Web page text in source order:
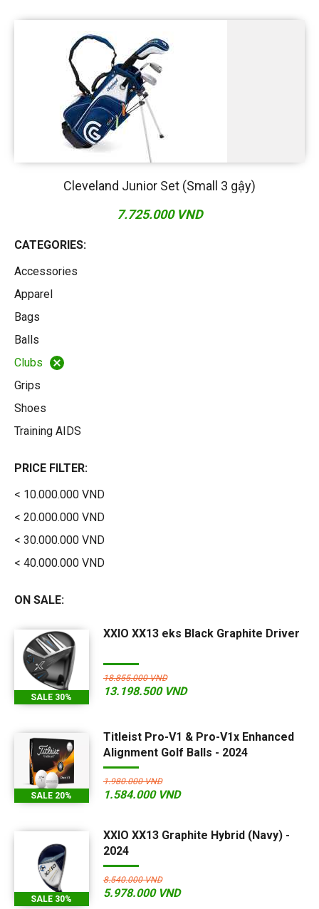
Cleveland Junior Set (Small 3 gậy)
7.725.000 VND
CATEGORIES:
Accessories
Apparel
Bags
Balls
Clubs
Grips
Shoes
Training AIDS
PRICE FILTER:
< 10.000.000 VND
< 20.000.000 VND
< 30.000.000 VND
< 40.000.000 VND
ON SALE:
SALE 30%
XXIO XX13 eks Black Graphite Driver
18.855.000 VND
13.198.500 VND
SALE 20%
Titleist Pro-V1 & Pro-V1x Enhanced
Alignment Golf Balls - 2024
1.980.000 VND
1.584.000 VND
SALE 30%
XXIO XX13 Graphite Hybrid (Navy) -
2024
8.540.000 VND
5.978.000 VND